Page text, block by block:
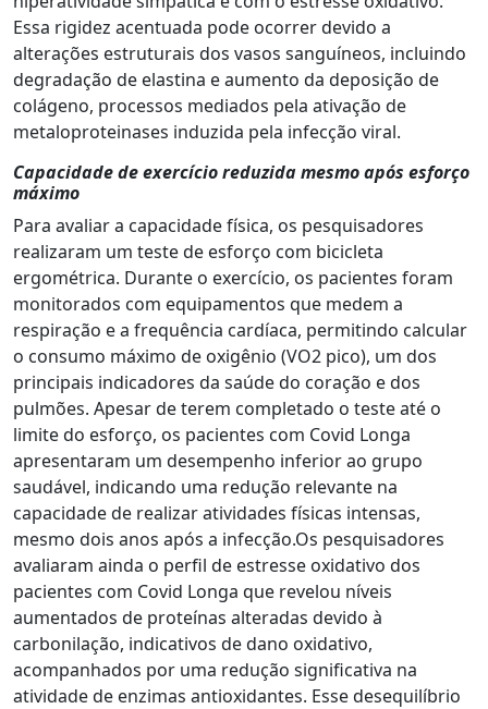
Essa rigidez acentuada pode ocorrer devido a
alterações estruturais dos vasos sanguíneos, incluindo
degradação de elastina e aumento da deposição de
colágeno, processos mediados pela ativação de
metaloproteinases induzida pela infecção viral.
Capacidade de exercício reduzida mesmo após esforço
máximo
Para avaliar a capacidade física, os pesquisadores
realizaram um teste de esforço com bicicleta
ergométrica. Durante o exercício, os pacientes foram
monitorados com equipamentos que medem a
respiração e a frequência cardíaca, permitindo calcular
o consumo máximo de oxigênio (VO2 pico), um dos
principais indicadores da saúde do coração e dos
pulmões. Apesar de terem completado o teste até o
limite do esforço, os pacientes com Covid Longa
apresentaram um desempenho inferior ao grupo
saudável, indicando uma redução relevante na
capacidade de realizar atividades físicas intensas,
mesmo dois anos após a infecção.Os pesquisadores
avaliaram ainda o perfil de estresse oxidativo dos
pacientes com Covid Longa que revelou níveis
aumentados de proteínas alteradas devido à
carbonilação, indicativos de dano oxidativo,
acompanhados por uma redução significativa na
atividade de enzimas antioxidantes. Esse desequilíbrio